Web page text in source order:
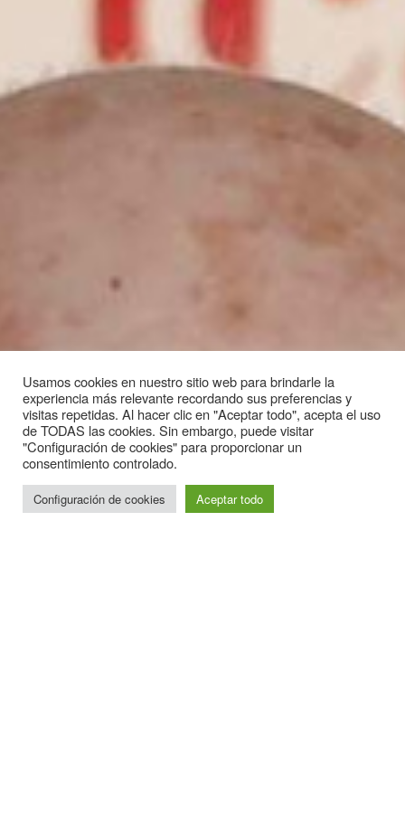
Usamos cookies en nuestro sitio web para brindarle la
experiencia más relevante recordando sus preferencias y
visitas repetidas. Al hacer clic en "Aceptar todo", acepta el uso
de TODAS las cookies. Sin embargo, puede visitar
"Configuración de cookies" para proporcionar un
consentimiento controlado.
Configuración de cookies Aceptar todo